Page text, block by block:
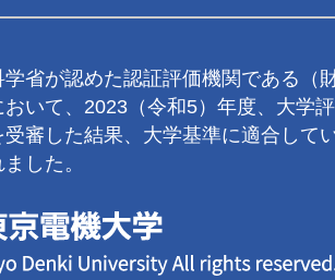
省が認めた認証評価機関である（
いて、2023（令和5）年度、大学
受審した結果、大学基準に適合して
した。